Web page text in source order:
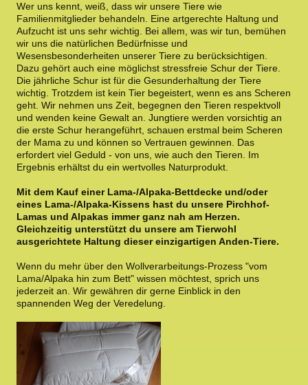
Wer uns kennt, weiß, dass wir unsere Tiere wie
Familienmitglieder behandeln. Eine artgerechte Haltung und
Aufzucht ist uns sehr wichtig. Bei allem, was wir tun, bemühen
wir uns die natürlichen Bedürfnisse und
Wesensbesonderheiten unserer Tiere zu berücksichtigen.
Dazu gehört auch eine möglichst stressfreie Schur der Tiere.
Die jährliche Schur ist für die Gesunderhaltung der Tiere
wichtig. Trotzdem ist kein Tier begeistert, wenn es ans Scheren
geht. Wir nehmen uns Zeit, begegnen den Tieren respektvoll
und wenden keine Gewalt an. Jungtiere werden vorsichtig an
die erste Schur herangeführt, schauen erstmal beim Scheren
der Mama zu und können so Vertrauen gewinnen. Das
erfordert viel Geduld - von uns, wie auch den Tieren. Im
Ergebnis erhältst du ein wertvolles Naturprodukt.
Mit dem Kauf einer Lama-/Alpaka-Bettdecke und/oder
eines Lama-/Alpaka-Kissens hast du unsere Pirchhof-
Lamas und Alpakas immer ganz nah am Herzen.
Gleichzeitig unterstützt du unsere am Tierwohl
ausgerichtete Haltung dieser einzigartigen Anden-Tiere.
Wenn du mehr über den Wollverarbeitungs-Prozess "vom
Lama/Alpaka hin zum Bett" wissen möchtest, sprich uns
jederzeit an. Wir gewähren dir gerne Einblick in den
spannenden Weg der Veredelung.